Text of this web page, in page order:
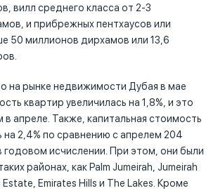
вилл среднего класса от 2-3
и прибрежных пентхаусов или
50 миллионов дирхамов или 13,6
на рынке недвижимости Дубая в мае
квартир увеличилась на 1,8%, и это
в апреле. Также, капитальная стоимость
на 2,4% по сравнению с апрелем 204
годовом исчислении. При этом, они были
районах, как Palm Jumeirah, Jumeirah
Estate, Emirates Hills и The Lakes. Кроме